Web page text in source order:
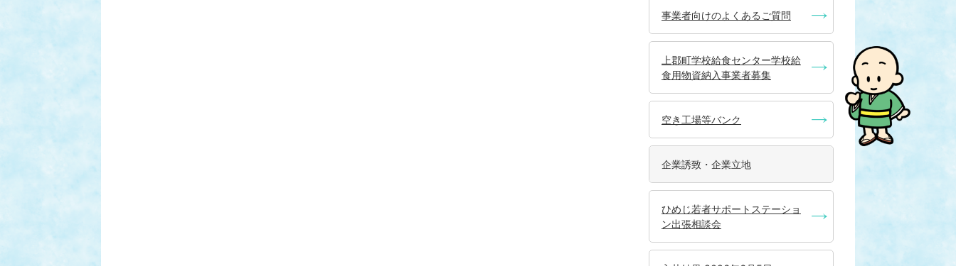
事業者向けのよくあるご質問
上郡町学校給食センター学校給
食用物資納入事業者募集
空き工場等バンク
企業誘致・企業立地
ひめじ若者サポートステーショ
ン出張相談会